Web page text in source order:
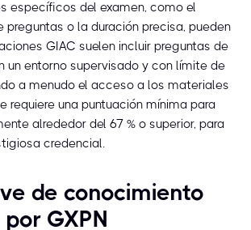
específicos del examen, como el
preguntas o la duración precisa, pueden
GIAC suelen incluir preguntas de
un entorno supervisado y con límite de
a menudo el acceso a los materiales
requiere una puntuación mínima para
alrededor del 67 % o superior, para
credencial.
de conocimiento
GXPN